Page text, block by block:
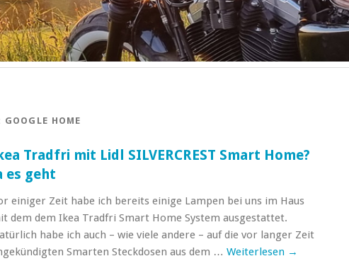
GOOGLE HOME
Tradfri mit Lidl SILVERCREST Smart Home?
es geht
einiger Zeit habe ich bereits einige Lampen bei uns im Haus
dem dem Ikea Tradfri Smart Home System ausgestattet.
habe ich auch – wie viele andere – auf die vor langer Zeit
Smarten Steckdosen aus dem … Weiterlesen →